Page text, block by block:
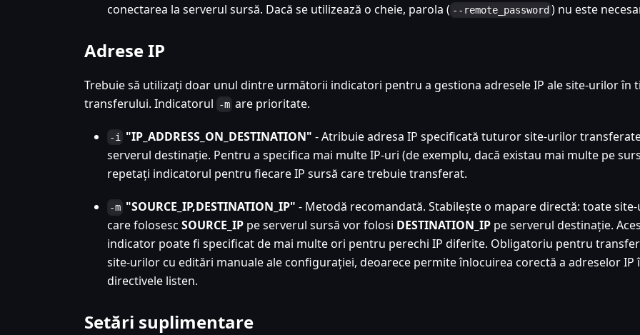
conectarea la serverul sursă. Dacă se utilizează o cheie, parola ( --remote_password ) nu este
Adrese IP
Trebuie să utilizați doar unul dintre următorii indicatori pentru a gestiona adresele IP ale site-urilor în
transferului. Indicatorul
-m are prioritate.
-i "IP_ADDRESS_ON_DESTINATION" - Atribuie adresa IP specificată tuturor site-urilor
serverul destinație. Pentru a specifica mai multe IP-uri (de exemplu, dacă existau mai multe pe
repetați indicatorul pentru fiecare IP sursă care trebuie transferat.
-m "SOURCE_IP,DESTINATION_IP" - Metodă recomandată. Stabilește o mapare directă: toate
care folosesc SOURCE_IP pe serverul sursă vor folosi DESTINATION_IP pe serverul destinație.
indicator poate fi specificat de mai multe ori pentru perechi IP diferite. Obligatoriu pentru
site-urilor cu editări manuale ale configurației, deoarece permite înlocuirea corectă a adreselor IP
directivele listen.
Setări suplimentare